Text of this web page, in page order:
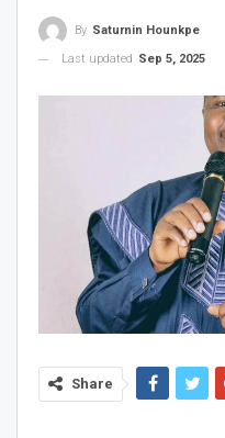
By Saturnin Hounkpe
Last updated Sep 5, 2025
Share